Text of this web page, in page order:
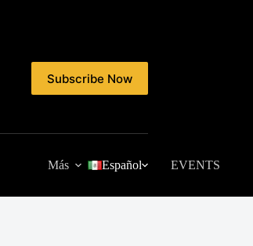
Subscribe Now
Más EVENTS
Español